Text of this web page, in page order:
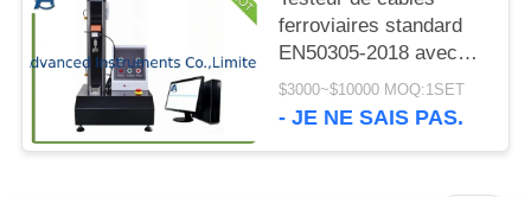
ferroviaires standard
EN50305-2018 avec
course effective de 400
mm et diamètre de
$3000~$10000 MOQ:1SET
- JE NE SAIS PAS.